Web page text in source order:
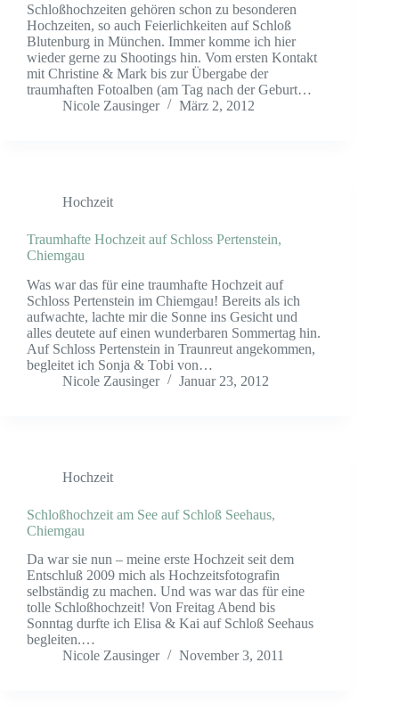
Schloßhochzeiten gehören schon zu besonderen
Hochzeiten, so auch Feierlichkeiten auf Schloß
Blutenburg in München. Immer komme ich hier
wieder gerne zu Shootings hin. Vom ersten Kontakt
mit Christine & Mark bis zur Übergabe der
traumhaften Fotoalben (am Tag nach der Geburt…
Nicole Zausinger
März 2, 2012
Hochzeit
Traumhafte Hochzeit auf Schloss Pertenstein,
Chiemgau
Was war das für eine traumhafte Hochzeit auf
Schloss Pertenstein im Chiemgau! Bereits als ich
aufwachte, lachte mir die Sonne ins Gesicht und
alles deutete auf einen wunderbaren Sommertag hin.
Auf Schloss Pertenstein in Traunreut angekommen,
begleitet ich Sonja & Tobi von…
Nicole Zausinger
Januar 23, 2012
Hochzeit
Schloßhochzeit am See auf Schloß Seehaus,
Chiemgau
Da war sie nun – meine erste Hochzeit seit dem
Entschluß 2009 mich als Hochzeitsfotografin
selbständig zu machen. Und was war das für eine
tolle Schloßhochzeit! Von Freitag Abend bis
Sonntag durfte ich Elisa & Kai auf Schloß Seehaus
begleiten.…
Nicole Zausinger
November 3, 2011